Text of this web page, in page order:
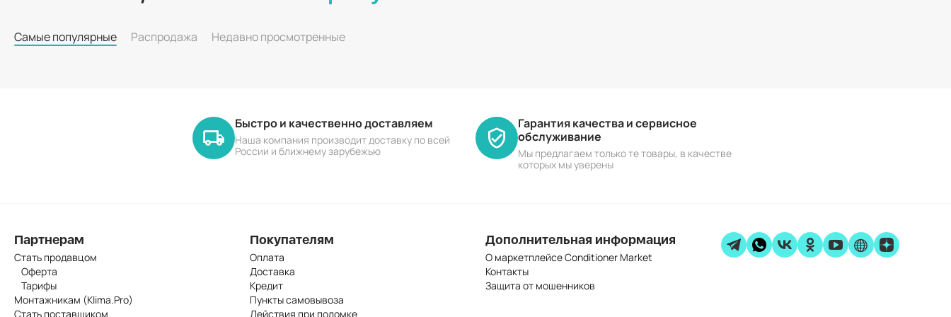
Самые популярные Распродажа Недавно просмотренные
Быстро и качественно доставляем
Наша компания производит доставку по всей
России и ближнему зарубежью
Гарантия качества и сервисное
обслуживание
Мы предлагаем только те товары, в качестве
которых мы уверены
Партнерам
Стать продавцом
Оферта
Тарифы
Монтажникам (Klima.Pro)
Стать поставщиком
Покупателям
Оплата
Доставка
Кредит
Пункты самовывоза
Действия при поломке
Дополнительная информация
О маркетплейсе Conditioner Market
Контакты
Защита от мошенников